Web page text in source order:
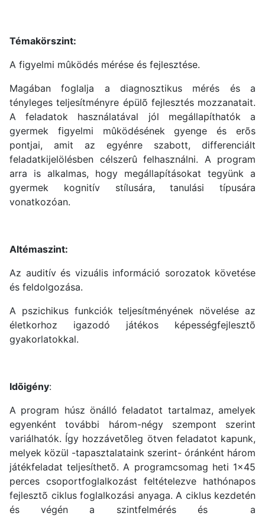
Témakörszint:
A figyelmi mûködés mérése és fejlesztése.
Magában foglalja a diagnosztikus mérés és a
tényleges teljesítményre épülõ fejlesztés mozzanatait.
A feladatok használatával jól megállapíthatók a
gyermek figyelmi mûködésének gyenge és erõs
pontjai, amit az egyénre szabott, differenciált
feladatkijelölésben célszerû felhasználni. A program
arra is alkalmas, hogy megállapításokat tegyünk a
gyermek kognitív stílusára, tanulási típusára
vonatkozóan.
Altémaszint:
Az auditív és vizuális információ sorozatok követése
és feldolgozása.
A pszichikus funkciók teljesítményének növelése az
életkorhoz igazodó játékos képességfejlesztõ
gyakorlatokkal.
Idõigény:
A program húsz önálló feladatot tartalmaz, amelyek
egyenként további három-négy szempont szerint
variálhatók. Így hozzávetõleg ötven feladatot kapunk,
melyek közül -tapasztalataink szerint- óránként három
játékfeladat teljesíthetõ. A programcsomag heti 1x45
perces csoportfoglalkozást feltételezve hathónapos
fejlesztõ ciklus foglalkozási anyaga. A ciklus kezdetén
és végén a szintfelmérés és a